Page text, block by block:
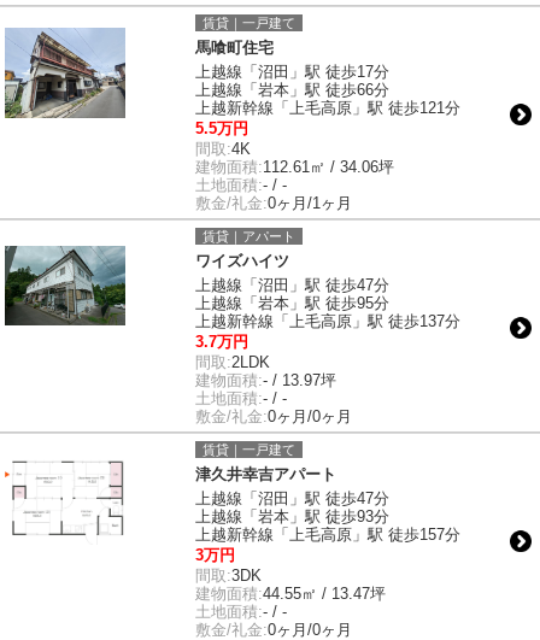
賃貸｜一戸建て
馬喰町住宅
上越線「沼田」駅 徒歩17分
上越線「岩本」駅 徒歩66分
上越新幹線「上毛高原」駅 徒歩121分
5.5万円
間取:4K
建物面積:112.61㎡ / 34.06坪
土地面積:- / -
敷金/礼金:0ヶ月/1ヶ月
賃貸｜アパート
ワイズハイツ
上越線「沼田」駅 徒歩47分
上越線「岩本」駅 徒歩95分
上越新幹線「上毛高原」駅 徒歩137分
3.7万円
間取:2LDK
建物面積:- / 13.97坪
土地面積:- / -
敷金/礼金:0ヶ月/0ヶ月
賃貸｜一戸建て
津久井幸吉アパート
上越線「沼田」駅 徒歩47分
上越線「岩本」駅 徒歩93分
上越新幹線「上毛高原」駅 徒歩157分
3万円
間取:3DK
建物面積:44.55㎡ / 13.47坪
土地面積:- / -
敷金/礼金:0ヶ月/0ヶ月